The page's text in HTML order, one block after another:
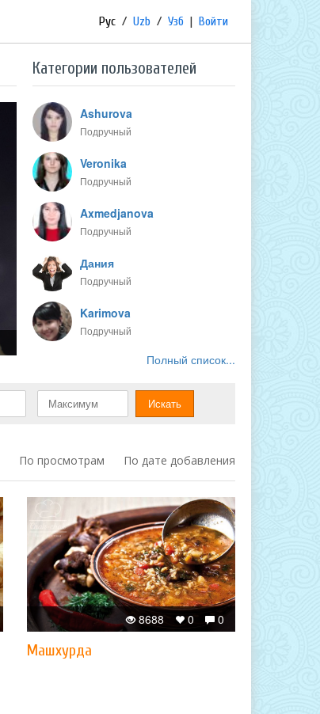
Рус / Uzb / Узб | Войти
Категории пользователей
Ashurova
Подручный
Veronika
Подручный
Axmedjanova
Подручный
Дания
Подручный
Karimova
Подручный
Полный список...
По просмотрам По дате добавления
0
0
8688
Машхурда